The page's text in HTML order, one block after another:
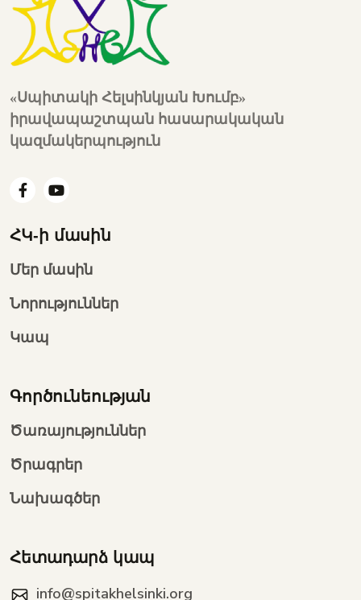
«Սպիտակի Հելսինկյան Խումբ»
իրավապաշտպան հասարակական
կազմակերպություն
ՀԿ-ի մասին
Մեր մասին
Նորություններ
Կապ
Գործունեության
Ծառայություններ
Ծրագրեր
Նախագծեր
Հետադարձ կապ
info@spitakhelsinki.org